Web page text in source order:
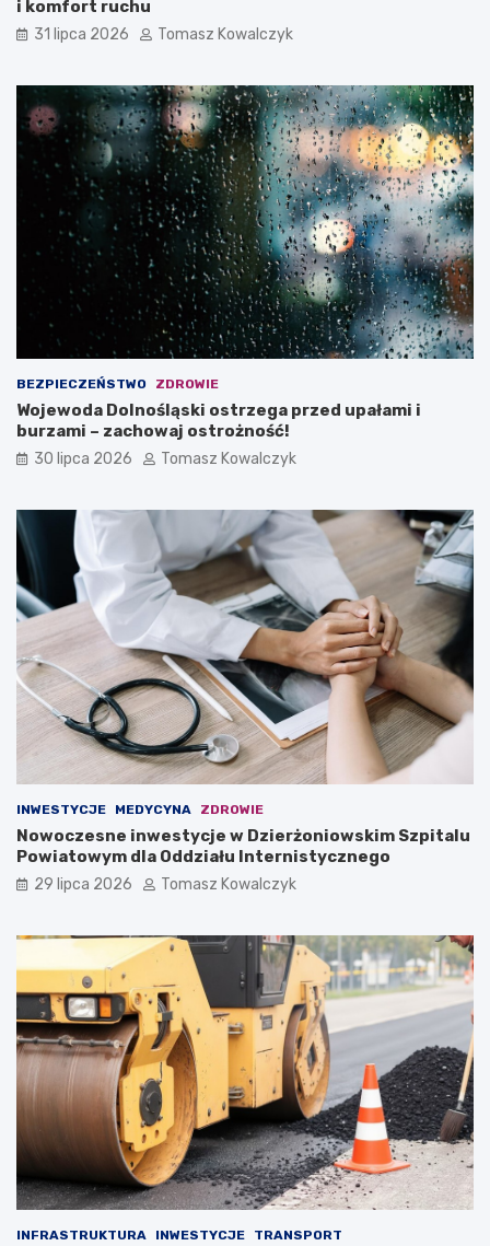
i komfort ruchu
31 lipca 2026 Tomasz Kowalczyk
BEZPIECZEŃSTWO ZDROWIE
Wojewoda Dolnośląski ostrzega przed upałami i
burzami – zachowaj ostrożność!
30 lipca 2026 Tomasz Kowalczyk
INWESTYCJE MEDYCYNA ZDROWIE
Nowoczesne inwestycje w Dzierżoniowskim Szpitalu
Powiatowym dla Oddziału Internistycznego
29 lipca 2026 Tomasz Kowalczyk
INFRASTRUKTURA INWESTYCJE TRANSPORT